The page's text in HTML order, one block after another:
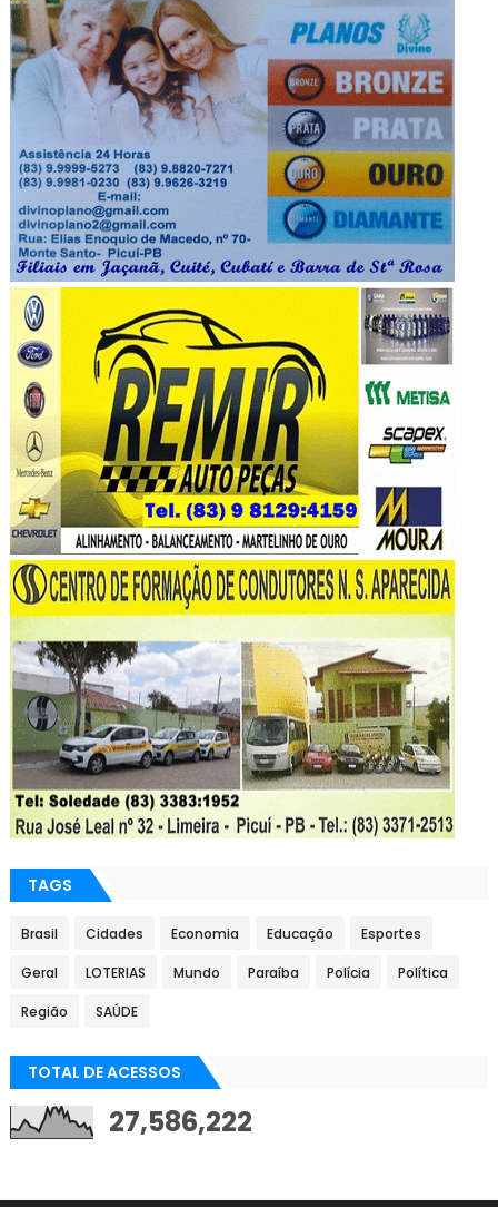
TAGS
Brasil Cidades Economia Educação Esportes
Geral LOTERIAS Mundo Paraíba Polícia Política
Região SAÚDE
TOTAL DE ACESSOS
27,586,222